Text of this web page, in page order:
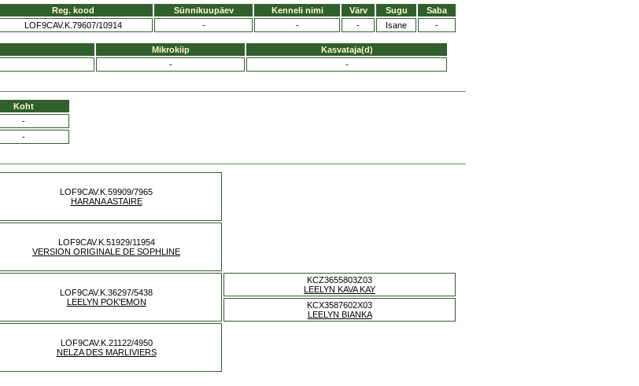
Reg. kood Sünnikuupäev Kenneli nimi Värv Sugu
Saba
LOF9CAV.K.79607/10914 - - - Isane -
Mikrokiip
Kasvataja(d)
- -
Koht
-
-
LOF9CAV.K.59909/7965
HARANA ASTAIRE
LOF9CAV.K.51929/11954
VERSION ORIGINALE DE SOPHLINE
LOF9CAV.K.36297/5438
LEELYN POK'EMON
KCZ3655803Z03
LEELYN KAVA KAY
KCX3587602X03
LEELYN BIANKA
LOF9CAV.K.21122/4950
NELZA DES MARLIVIERS